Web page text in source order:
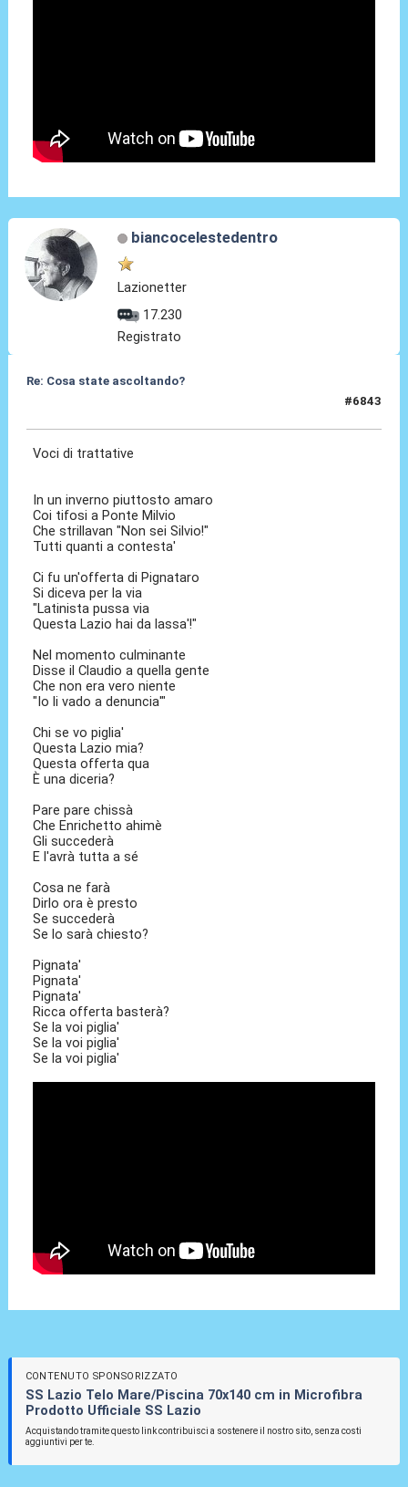
biancocelestedentro
Lazionetter
17.230
Registrato
Re: Cosa state ascoltando?
#6843
Voci di trattative
In un inverno piuttosto amaro
Coi tifosi a Ponte Milvio
Che strillavan "Non sei Silvio!"
Tutti quanti a contesta'
Ci fu un'offerta di Pignataro
Si diceva per la via
"Latinista pussa via
Questa Lazio hai da lassa'!"
Nel momento culminante
Disse il Claudio a quella gente
Che non era vero niente
"Io li vado a denuncia'"
Chi se vo piglia'
Questa Lazio mia?
Questa offerta qua
È una diceria?
Pare pare chissà
Che Enrichetto ahimè
Gli succederà
E l'avrà tutta a sé
Cosa ne farà
Dirlo ora è presto
Se succederà
Se lo sarà chiesto?
Pignata'
Pignata'
Pignata'
Ricca offerta basterà?
Se la voi piglia'
Se la voi piglia'
Se la voi piglia'
CONTENUTO SPONSORIZZATO
SS Lazio Telo Mare/Piscina 70x140 cm in Microfibra
Prodotto Ufficiale SS Lazio
Acquistando tramite questo link contribuisci a sostenere il nostro sito, senza costi
aggiuntivi per te.